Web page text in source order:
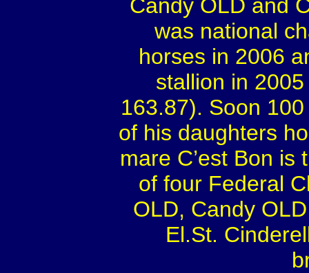
Candy OLD and
was national
horses in 2006
stallion in
163.87). Soon
of his daughters
mare C’est Bon
of four Federal
OLD, Candy
El.St.